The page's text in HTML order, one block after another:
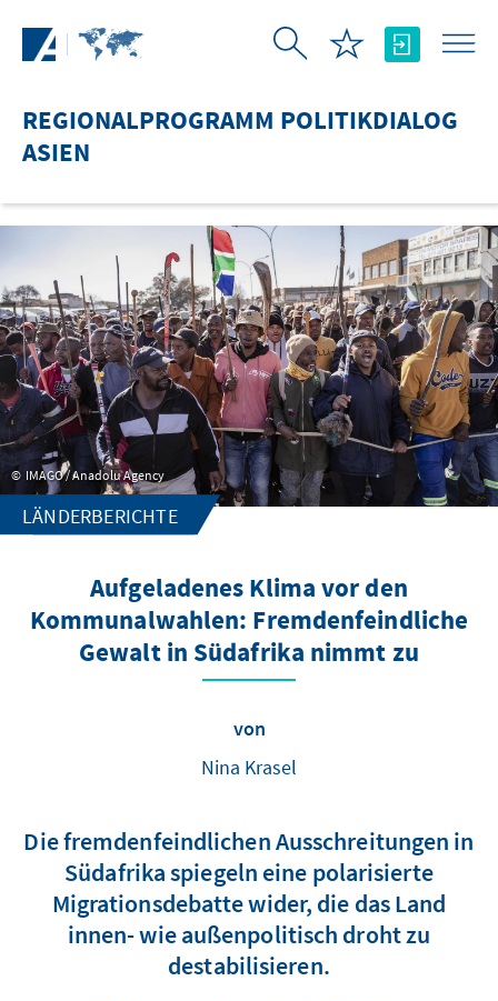
REGIONALPROGRAMM POLITIKDIALOG
ASIEN
IMAGO / Anadolu Agency
LÄNDERBERICHTE
Aufgeladenes Klima vor den
Kommunalwahlen: Fremdenfeindliche
Gewalt in Südafrika nimmt zu
von
Nina Krasel
Die fremdenfeindlichen Ausschreitungen in
Südafrika spiegeln eine polarisierte
Migrationsdebatte wider, die das Land
innen- wie außenpolitisch droht zu
destabilisieren.